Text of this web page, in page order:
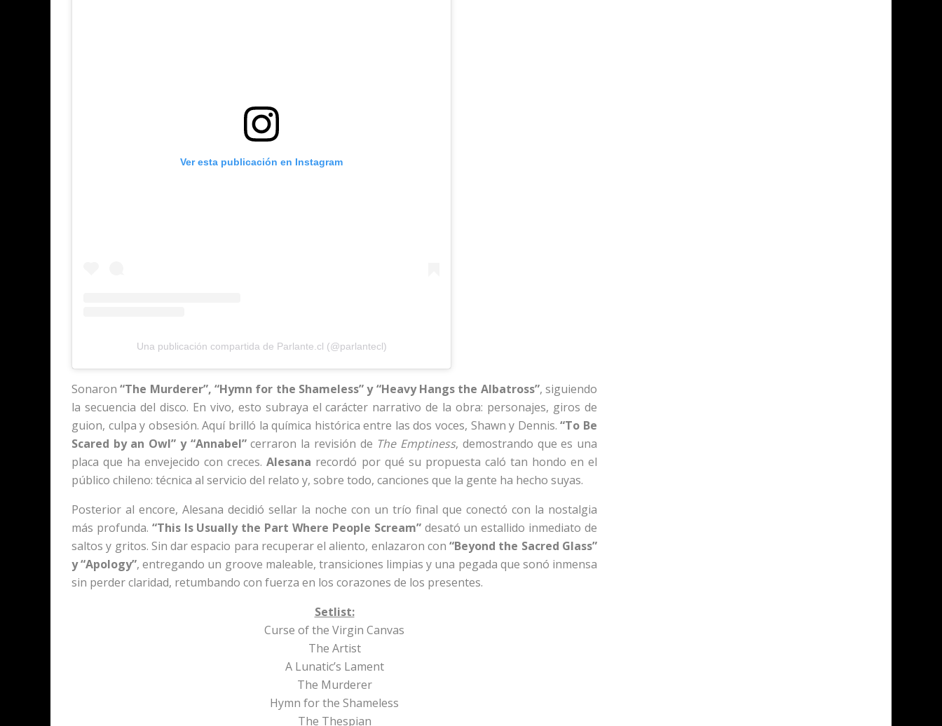
Ver esta publicación en Instagram
Una publicación compartida de Parlante.cl (@parlantecl)
Sonaron“The Murderer”, “Hymn for the Shameless” y “Heavy Hangs the Albatross”, siguiendo
la secuencia del disco. En vivo, esto subraya el carácter narrativo de la obra: personajes, giros de
guion, culpa y obsesión. Aquí brilló la química histórica entre las dos voces, Shawn y Dennis.“To Be
Scared by an Owl” y “Annabel”cerraron la revisión de The Emptiness, demostrando que es una
placa que ha envejecido con creces.Alesana recordó por qué su propuesta caló tan hondo en el
público chileno: técnica al servicio del relato y, sobre todo, canciones que la gente ha hecho suyas.
Posterior al encore, Alesana decidió sellar la noche con un trío final que conectó con la nostalgia
más profunda. “This Is Usually the Part Where People Scream”desató un estallido inmediato de
saltos y gritos. Sin dar espacio para recuperar el aliento, enlazaron con“Beyond the Sacred Glass”
y “Apology”, entregando un groove maleable, transiciones limpias y una pegada que sonó inmensa
sin perder claridad, retumbando con fuerza en los corazones de los presentes.
Setlist:
Curse of the Virgin Canvas
The Artist
A Lunatic’s Lament
The Murderer
Hymn for the Shameless
The Thespian